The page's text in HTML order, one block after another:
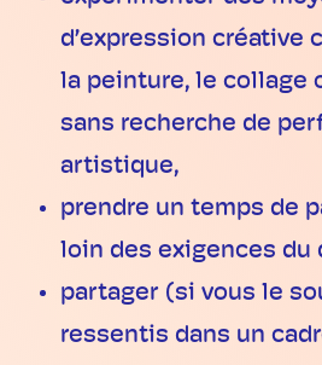
d’expression créative
la peinture, le collage
sans recherche de
artistique,
prendre un temps de
loin des exigences du
partager (si vous le
ressentis dans un